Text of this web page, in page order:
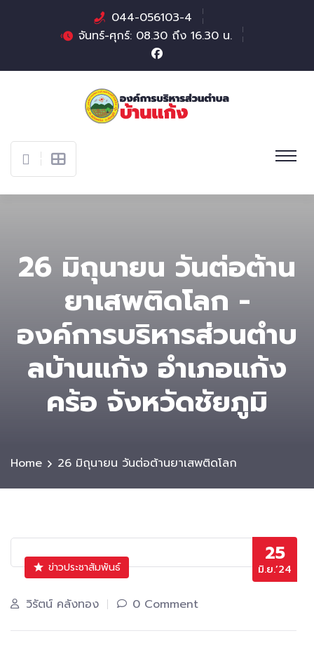
044-056103-4
จันทร์-ศุกร์: 08.30 ถึง 16.30 น.
26 มิถุนายน วันต่อต้าน
ยาเสพติดโลก -
องค์การบริหารส่วนตําบ
ลบ้านแก้ง อำเภอแก้ง
คร้อ จังหวัดชัยภูมิ
Home 26 มิถุนายน วันต่อต้านยาเสพติดโลก
25
มิ.ย.’24
ข่าวประชาสัมพันธ์
วิรัตน์ คลังทอง 0 Comment